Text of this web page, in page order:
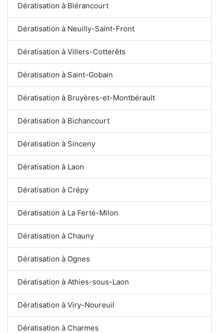
Dératisation à Blérancourt
Dératisation à Neuilly-Saint-Front
Dératisation à Villers-Cotterêts
Dératisation à Saint-Gobain
Dératisation à Bruyères-et-Montbérault
Dératisation à Bichancourt
Dératisation à Sinceny
Dératisation à Laon
Dératisation à Crépy
Dératisation à La Ferté-Milon
Dératisation à Chauny
Dératisation à Ognes
Dératisation à Athies-sous-Laon
Dératisation à Viry-Noureuil
Dératisation à Charmes